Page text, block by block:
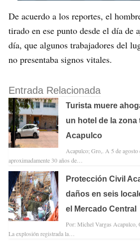
De acuerdo a los reportes, el
tirado en ese punto desde el día de
día, que algunos trabajadores del
no presentaba signos vitales.
Entrada Relacionada
Turista muere
un hotel de la
Acapulco
Acapulco; Gro,. A 5 de
aproximadamente 30 años de…
Protección Civil
daños en seis
el Mercado Central
Por: Michel Vargas Acapulco,
La explosión registrada la…